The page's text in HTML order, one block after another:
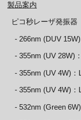
製品案内
ピコ秒レーザ発振器
‐ 266nm (DUV
‐ 355nm (UV 28W)
‐ 355nm (UV 4W)
‐ 355nm (UV 4W)
‐ 532nm (Green